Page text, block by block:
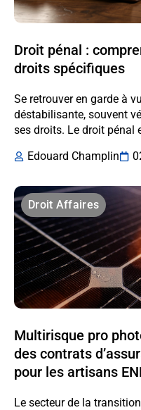
Droit pénal :
droits spécifiques
Se retrouver en garde à
déstabilisante, souvent
ses droits. Le droit pénal
Edouard Champlin
Droit Affaires
Multirisque pro
des contrats
pour les artisans
Le secteur de la